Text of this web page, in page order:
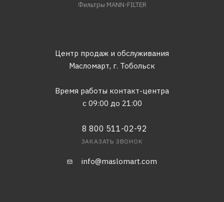
Фильтры MANN-FILTER
Центр продаж и обслуживания
Масломарт, г. Тобольск
Время работы контакт-центра
с 09:00 до 21:00
8 800 511-02-92
ЗАКАЗАТЬ ЗВОНОК
info@maslomart.com